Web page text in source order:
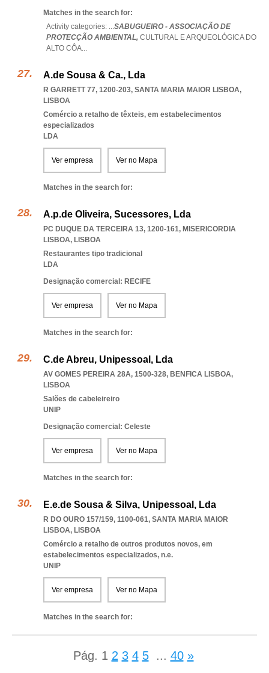
Matches in the search for:
Activity categories: ...SABUGUEIRO - ASSOCIAÇÃO DE
PROTECÇÃO AMBIENTAL, CULTURAL E ARQUEOLÓGICA DO
ALTO CÔA...
A.de Sousa & Ca., Lda
R GARRETT 77, 1200-203, SANTA MARIA MAIOR LISBOA,
LISBOA
Comércio a retalho de têxteis, em estabelecimentos
especializados
LDA
Ver empresa Ver no Mapa
Matches in the search for:
A.p.de Oliveira, Sucessores, Lda
PC DUQUE DA TERCEIRA 13, 1200-161, MISERICORDIA
LISBOA, LISBOA
Restaurantes tipo tradicional
LDA
Designação comercial: RECIFE
Ver empresa Ver no Mapa
Matches in the search for:
C.de Abreu, Unipessoal, Lda
AV GOMES PEREIRA 28A, 1500-328, BENFICA LISBOA,
LISBOA
Salões de cabeleireiro
UNIP
Designação comercial: Celeste
Ver empresa Ver no Mapa
Matches in the search for:
E.e.de Sousa & Silva, Unipessoal, Lda
R DO OURO 157/159, 1100-061, SANTA MARIA MAIOR
LISBOA, LISBOA
Comércio a retalho de outros produtos novos, em
estabelecimentos especializados, n.e.
UNIP
Ver empresa Ver no Mapa
Matches in the search for:
Pág. 1 2 3 4 5 ... 40 »